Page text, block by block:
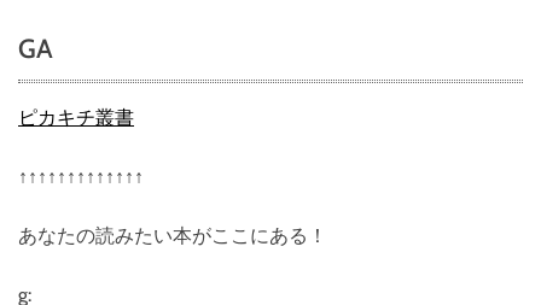
GA
ピカキチ叢書
↑↑↑↑↑↑↑↑↑↑↑↑↑
あなたの読みたい本がここにある！
g: